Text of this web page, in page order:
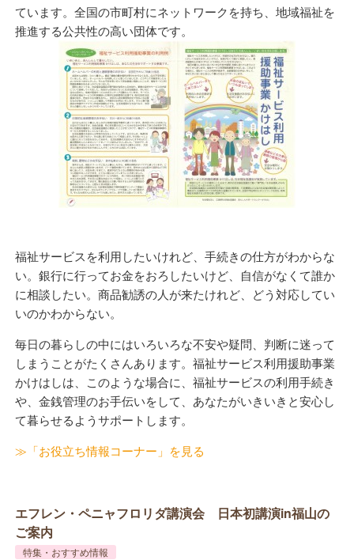
ています。全国の市町村にネットワークを持ち、地域福祉を
推進する公共性の高い団体です。
福祉サービスを利用したいけれど、手続きの仕方がわからな
い。銀行に行ってお金をおろしたいけど、自信がなくて誰か
に相談したい。商品勧誘の人が来たけれど、どう対応してい
いのかわからない。
毎日の暮らしの中にはいろいろな不安や疑問、判断に迷って
しまうことがたくさんあります。福祉サービス利用援助事業
かけはしは、このような場合に、福祉サービスの利用手続き
や、金銭管理のお手伝いをして、あなたがいきいきと安心し
て暮らせるようサポートします。
≫「お役立ち情報コーナー」を見る
エフレン・ペニャフロリダ講演会 日本初講演in福山の
ご案内
特集・おすすめ情報